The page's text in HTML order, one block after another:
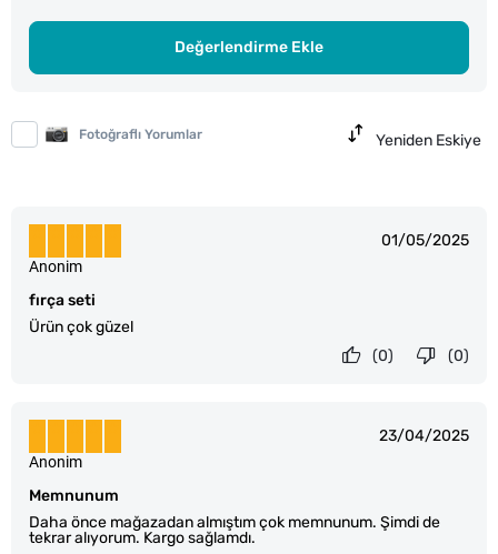
Değerlendirme Ekle
Fotoğraflı Yorumlar Yeniden Eskiye
01/05/2025
fırça seti
Ürün çok güzel
Anonim
(0)
(0)
23/04/2025
Memnunum
Daha önce mağazadan almıştım çok memnunum. Şimdi de
tekrar alıyorum. Kargo sağlamdı.
Anonim